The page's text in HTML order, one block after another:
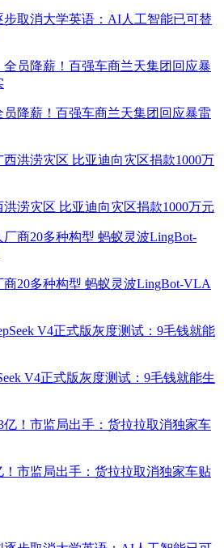
步取消大学英语：AI人工智能已可替
降薪！百强车商兰天集团回应暴雷
涝灾区 比亚迪向灾区捐款1000万元
20多种构型 蚂蚁灵波LingBot-VLA
V4正式版灰度测试：9毛钱就能生
！市监局出手：货拉拉取消独家车贴